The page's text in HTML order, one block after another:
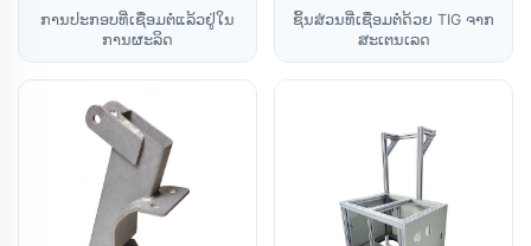
ການປະກອບທີ່ເຊື່ອມຕໍ່ແລ້ວຢູ່ໃນ
ການຜະລິດ
ຊິ້ນສ່ວນທີ່ເຊື່ອມຕໍ່ດ້ວຍ TIG ຈາກ
ສະເຕນເລດ